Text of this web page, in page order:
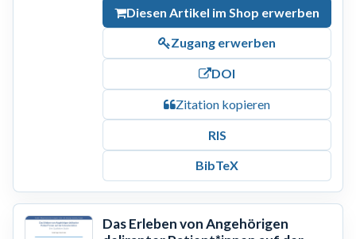
Diesen Artikel im Shop erwerben
Zugang erwerben
DOI
Zitation kopieren
RIS
BibTeX
Das Erleben von Angehörigen